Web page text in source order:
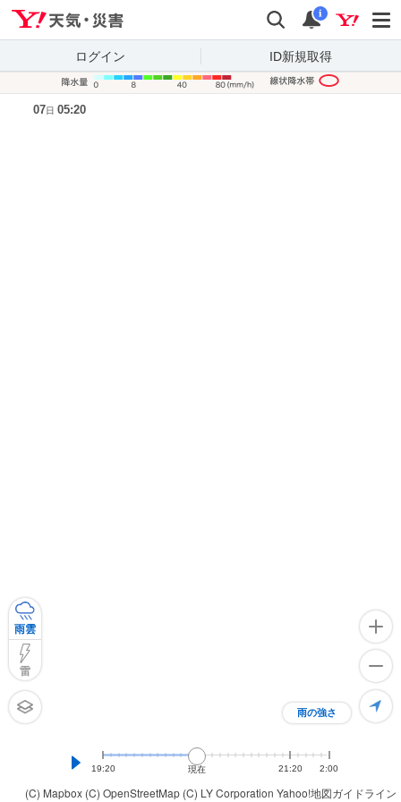
検索 通知
i
ログイン ID新規取得
(C) Mapbox (C) OpenStreetMap (C) LY Corporation Yahoo!地図ガイドライン
雨の強さ
雨雲
雷
19:20 現在 21:20 2:00
07日 05:20